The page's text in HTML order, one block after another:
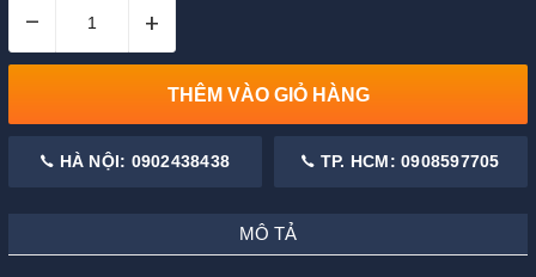
– +
THÊM VÀO GIỎ HÀNG
HÀ NỘI: 0902438438 TP. HCM: 0908597705
MÔ TẢ